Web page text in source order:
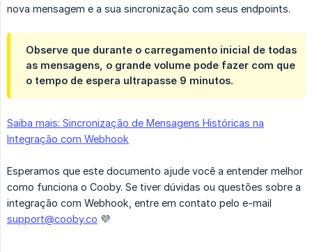
nova mensagem e a sua sincronização com seus endpoints.
Observe que durante o carregamento inicial de todas
as mensagens, o grande volume pode fazer com que
o tempo de espera ultrapasse 9 minutos.
Saiba mais: Sincronização de Mensagens Históricas na
Integração com Webhook
Esperamos que este documento ajude você a entender melhor
como funciona o Cooby. Se tiver dúvidas ou questões sobre a
integração com Webhook, entre em contato pelo e-mail
support@cooby.co 💜